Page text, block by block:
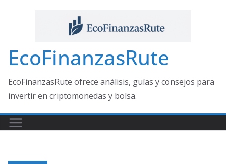
EcoFinanzasRute
EcoFinanzasRute ofrece análisis, guías y consejos para
invertir en criptomonedas y bolsa.